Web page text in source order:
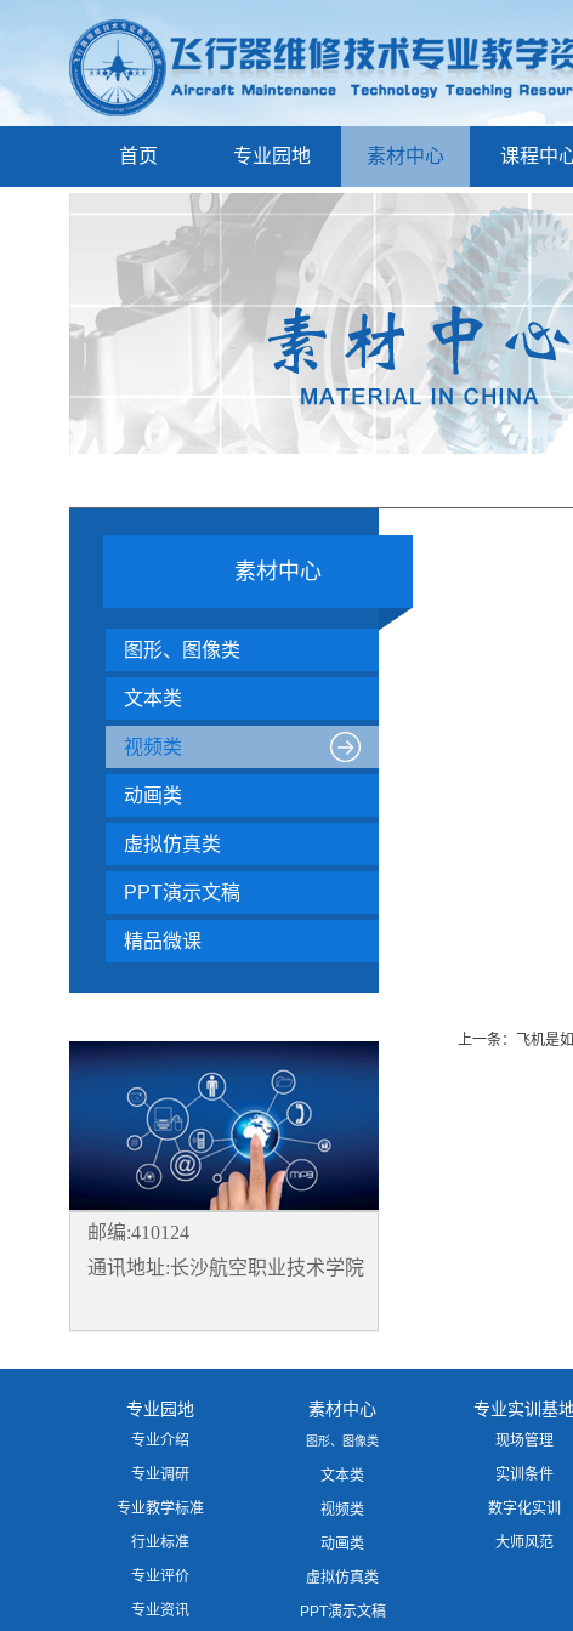
首页 专业园地 素材中心 课程中
素材中心
图形、图像类
文本类
视频类
动画类
虚拟仿真类
PPT演示文稿
精品微课
邮编:410124
通讯地址:长沙航空职业技术学院
上一条：飞机是
专业园地
专业介绍
专业调研
专业教学标准
行业标准
专业评价
专业资讯
素材中心
图形、图像类
文本类
视频类
动画类
虚拟仿真类
PPT演示文稿
专业实训基地
现场管理
实训条件
数字化实训
大师风范